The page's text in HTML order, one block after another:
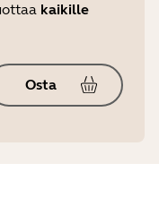
kaikille
Osta